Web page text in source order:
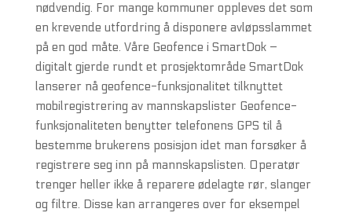
nødvendig. For mange kommuner oppleves det som
en krevende utfordring å disponere avløpsslammet
på en god måte. Våre Geofence i SmartDok –
digitalt gjerde rundt et prosjektområde SmartDok
lanserer nå geofence-funksjonalitet tilknyttet
mobilregistrering av mannskapslister Geofence-
funksjonaliteten benytter telefonens GPS til å
bestemme brukerens posisjon idet man forsøker å
registrere seg inn på mannskapslisten. Operatør
trenger heller ikke å reparere ødelagte rør, slanger
og filtre. Disse kan arrangeres over for eksempel